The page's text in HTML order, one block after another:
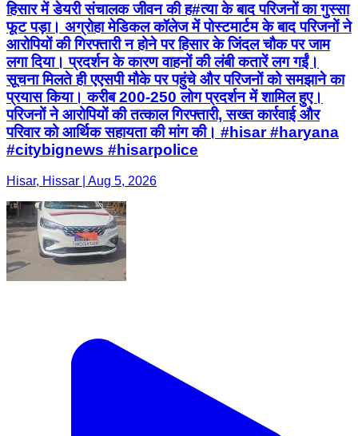
हिसार में डेयरी संचालक जीवन की ह#त्या के बाद परिजनों का गुस्सा
फूट पड़ा। अग्रोहा मेडिकल कॉलेज में पोस्टमार्टम के बाद परिजनों ने
आरोपियों की गिरफ्तारी न होने पर हिसार के जिंदल चौक पर जाम
लगा दिया। प्रदर्शन के कारण वाहनों की लंबी कतारें लग गईं।
सूचना मिलते ही एएसपी मौके पर पहुंचे और परिजनों को समझाने का
प्रयास किया। करीब 200-250 लोग प्रदर्शन में शामिल हुए।
परिजनों ने आरोपियों की तत्काल गिरफ्तारी, सख्त कार्रवाई और
परिवार को आर्थिक सहायता की मांग की। #hisar #haryana
#citybignews #hisarpolice
Hisar, Hissar | Aug 5, 2026